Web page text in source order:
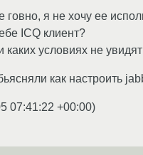
говно, я не хочу ее
ICQ клиент?
условиях не
как настроить
07:41:22 +00:00)